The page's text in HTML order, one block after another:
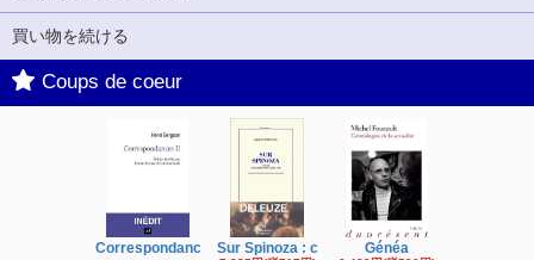
買い物を続ける
Coups de coeur
Correspondanc
Sur Spinoza : c Généa